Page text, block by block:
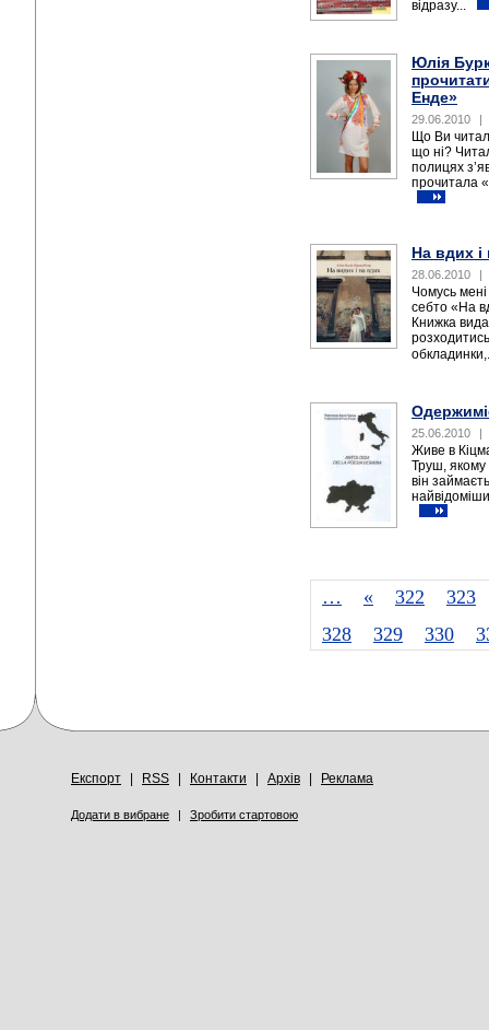
відразу...
Юлія
Енде»
29.06.2010 |
Що Ви
що ні?
полицях
прочитала
На вдих і
28.06.2010 |
Чомусь
себто «На
Книжка
25.06.2010 |
Живе в
Труш, якому
він
… « 322
323
328
329 330
Експорт RSS Контакти Архів Реклама
Додати в вибране | Зробити стартовою